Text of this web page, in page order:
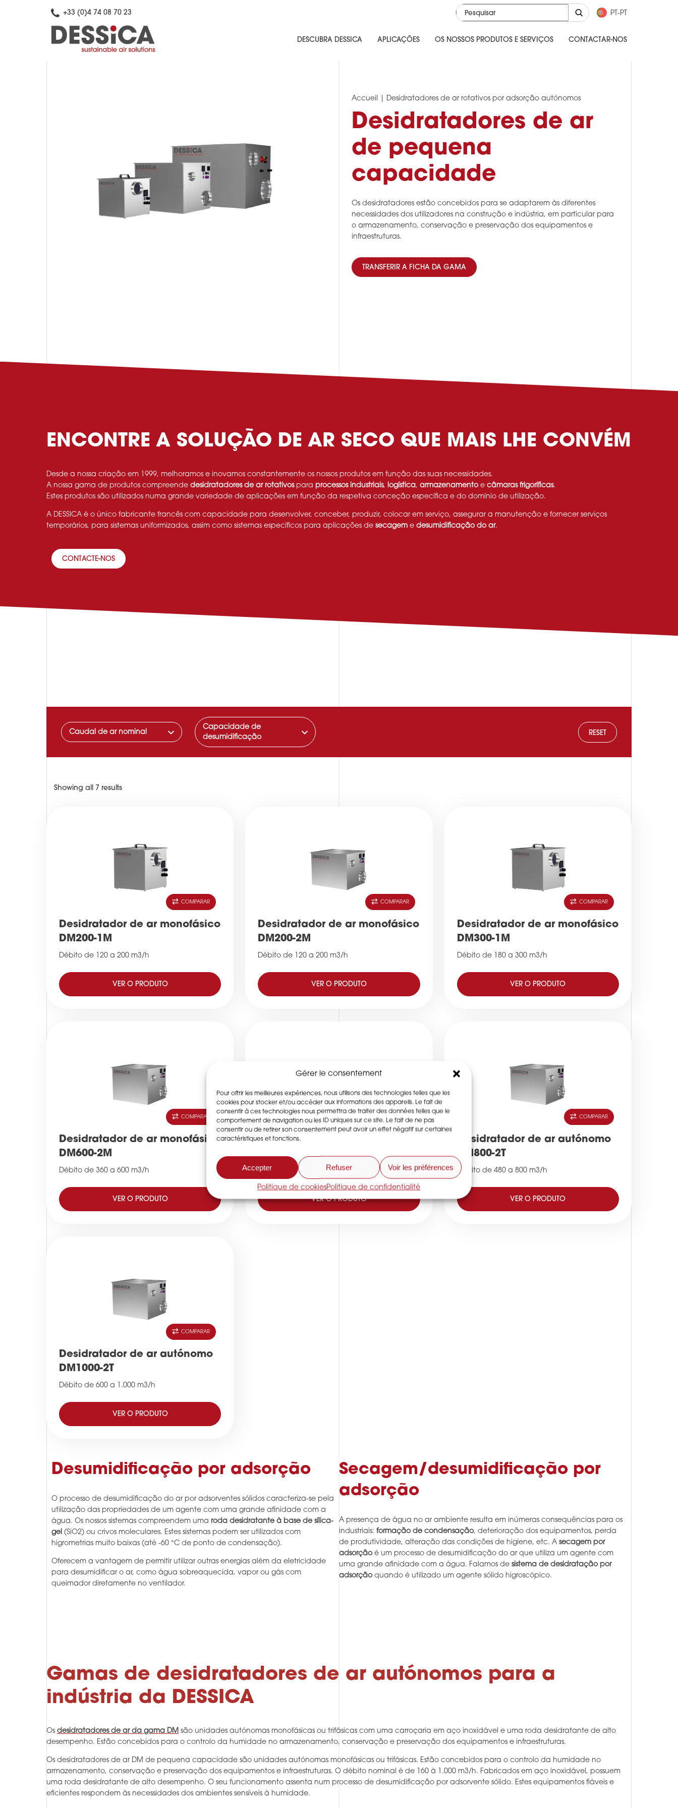
Gérer le consentement
Pour offrir les meilleures expériences, nous utilisons des technologies telles que les
cookies pour stocker et/ou accéder aux informations des appareils. Le fait de
consentir à ces technologies nous permettra de traiter des données telles que le
comportement de navigation ou les ID uniques sur ce site. Le fait de ne pas
consentir ou de retirer son consentement peut avoir un effet négatif sur certaines
caractéristiques et fonctions.
Accepter Refuser Voir les préférences
Politique de cookiesPolitique de confidentialité
+33 (0)4 74 08 70 23 PT-PT
DESCUBRA DESSICA APLICAÇÕES OS NOSSOS PRODUTOS E SERVIÇOS CONTACTAR-NOS
Accueil Desidratadores de ar rotativos por adsorção autónomos
Desidratadores de ar
de pequena
capacidade
Os desidratadores estão concebidos para se adaptarem às diferentes
necessidades dos utilizadores na construção e indústria, em particular para
o armazenamento, conservação e preservação dos equipamentos e
infraestruturas.
TRANSFERIR A FICHA DA GAMA
ENCONTRE A SOLUÇÃO DE AR SECO QUE MAIS LHE CONVÉM
Desde a nossa criação em 1999, melhoramos e inovamos constantemente os nossos produtos em função das suas necessidades.
A nossa gama de produtos compreende desidratadores de ar rotativospara processos industriais, logística, armazenamento e câmaras frigoríficas.
Estes produtos são utilizados numa grande variedade de aplicações em função da respetiva conceção específica e do domínio de utilização.
A DESSICA é o único fabricante francês com capacidade para desenvolver, conceber, produzir, colocar em serviço, assegurar a manutenção e fornecer serviços
temporários, para sistemas uniformizados, assim como sistemas específicos para aplicações de secagem e desumidificação do ar.
CONTACTE-NOS
Caudal de ar nominal
Capacidade de
desumidificação
RESET
Showing all 7 results
COMPARAR
Desidratador de ar monofásico
DM200-1M
Débito de 120 a 200 m3/h
VER O PRODUTO
COMPARAR
Desidratador de ar monofásico
DM200-2M
Débito de 120 a 200 m3/h
VER O PRODUTO
COMPARAR
Desidratador de ar monofásico
DM300-1M
Débito de 180 a 300 m3/h
VER O PRODUTO
COMPARAR
Desidratador de ar monofásico
DM600-2M
Débito de 360 a 600 m3/h
VER O PRODUTO
COMPARAR
Desidratador de ar autónomo
DM600-2T
Débito de 360 a 600 m3/h
VER O PRODUTO
COMPARAR
Desidratador de ar autónomo
DM800-2T
Débito de 480 a 800 m3/h
VER O PRODUTO
COMPARAR
Desidratador de ar autónomo
DM1000-2T
Débito de 600 a 1.000 m3/h
VER O PRODUTO
Desumidificação por adsorção
O processo de desumidificação do ar por adsorventes sólidos caracteriza-se pela
utilização das propriedades de um agente com uma grande afinidade com a
água. Os nossos sistemas compreendem uma roda desidratante à base de sílica-
gel (SiO2) ou crivos moleculares. Estes sistemas podem ser utilizados com
higrometrias muito baixas (até -60 °C de ponto de condensação).
Oferecem a vantagem de permitir utilizar outras energias além da eletricidade
para desumidificar o ar, como água sobreaquecida, vapor ou gás com
queimador diretamente no ventilador.
Secagem/desumidificação por
adsorção
A presença de água no ar ambiente resulta em inúmeras consequências para os
industriais: formação de condensação, deterioração dos equipamentos, perda
de produtividade, alteração das condições de higiene, etc. A secagem por
adsorção é um processo de desumidificação do ar que utiliza um agente com
uma grande afinidade com a água. Falamos de sistema de desidratação por
adsorção quando é utilizado um agente sólido higroscópico.
Gamas de desidratadores de ar autónomos para a
indústria da DESSICA
Os desidratadores de ar da gama DM são unidades autónomas monofásicas ou trifásicas com uma carroçaria em aço inoxidável e uma roda desidratante de alto
desempenho. Estão concebidos para o controlo da humidade no armazenamento, conservação e preservação dos equipamentos e infraestruturas.
Os desidratadores de ar DM de pequena capacidade são unidades autónomas monofásicas ou trifásicas. Estão concebidos para o controlo da humidade no
armazenamento, conservação e preservação dos equipamentos e infraestruturas. O débito nominal é de 160 à 1.000 m3/h. Fabricados em aço inoxidável, possuem
uma roda desidratante de alto desempenho. O seu funcionamento assenta num processo de desumidificação por adsorvente sólido. Estes equipamentos fiáveis e
eficientes respondem às necessidades dos ambientes sensíveis à humidade.